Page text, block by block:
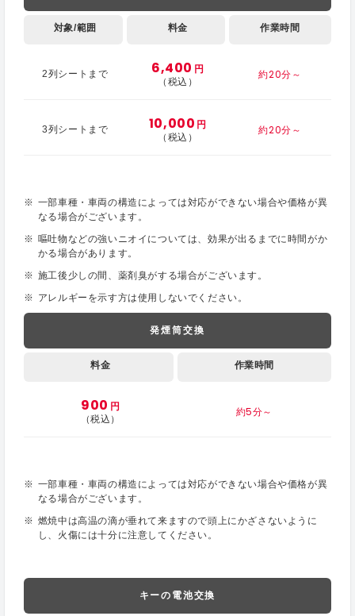
対象/範囲 料金 作業時間
2列シートまで 6,400 円
（税込）
約20分～
3列シートまで 10,000 円
（税込）
約20分～
一部車種・車両の構造によっては対応ができない場合や価格が異
なる場合がございます。
嘔吐物などの強いニオイについては、効果が出るまでに時間がか
かる場合があります。
施工後少しの間、薬剤臭がする場合がございます。
アレルギーを示す方は使用しないでください。
発煙筒交換
料金 作業時間
900 円
（税込）
約5分～
一部車種・車両の構造によっては対応ができない場合や価格が異
なる場合がございます。
燃焼中は高温の滴が垂れて来ますので頭上にかざさないように
し、火傷には十分に注意してください。
キーの電池交換